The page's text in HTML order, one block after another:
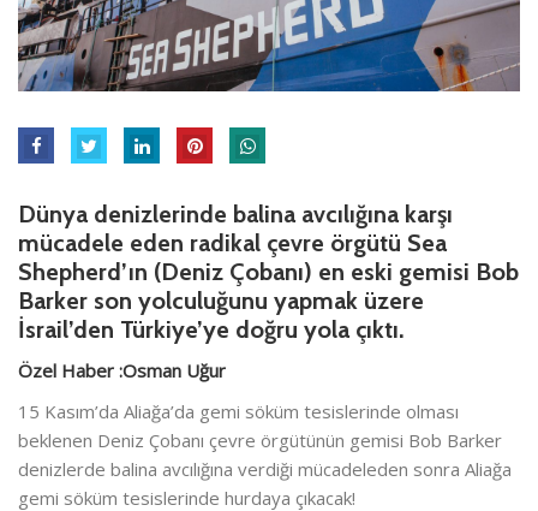
Dünya denizlerinde balina avcılığına karşı
mücadele eden radikal çevre örgütü Sea
Shepherd’ın (Deniz Çobanı) en eski gemisi Bob
Barker son yolculuğunu yapmak üzere
İsrail’den Türkiye’ye doğru yola çıktı.
Özel Haber :Osman Uğur
15 Kasım’da Aliağa’da gemi söküm tesislerinde olması
beklenen Deniz Çobanı çevre örgütünün gemisi Bob Barker
denizlerde balina avcılığına verdiği mücadeleden sonra Aliağa
gemi söküm tesislerinde hurdaya çıkacak!